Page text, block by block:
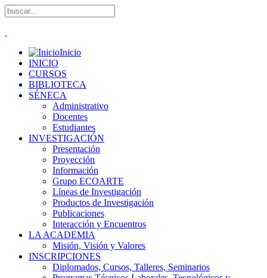
Inicio
INICIO
CURSOS
BIBLIOTECA
SÉNECA
Administrativo
Docentes
Estudiantes
INVESTIGACIÓN
Presentación
Proyección
Información
Grupo ECOARTE
Líneas de Investigación
Productos de Investigación
Publicaciones
Interacción y Encuentros
LA ACADEMIA
Misión, Visión y Valores
INSCRIPCIONES
Diplomados, Cursos, Talleres, Seminarios